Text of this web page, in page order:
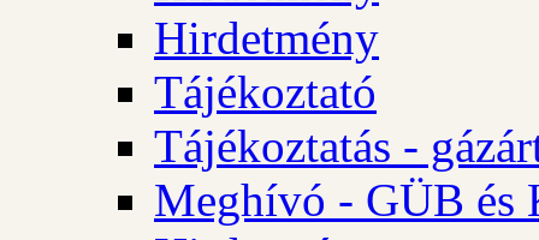
Hirdetmény
Tájékoztató
Tájékoztatás -
Meghívó - GÜB és